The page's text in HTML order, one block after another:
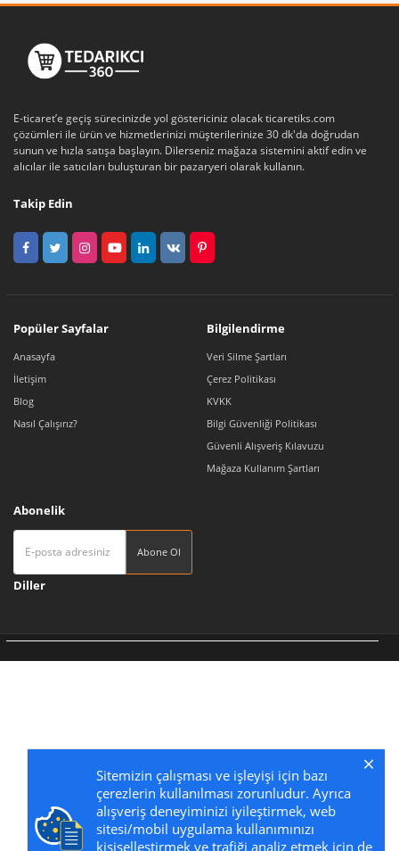
E-ticaret’e geçiş sürecinizde yol göstericiniz olacak ticaretiks.com
çözümleri ile ürün ve hizmetlerinizi müşterilerinize 30 dk'da doğrudan
sunun ve hızla satışa başlayın. Dilerseniz mağaza sistemini aktif edin ve
alıcılar ile satıcıları buluşturan bir pazaryeri olarak kullanın.
Takip Edin
Popüler Sayfalar
Anasayfa
İletişim
Blog
Nasıl Çalışırız?
Bilgilendirme
Veri Silme Şartları
Çerez Politikası
KVKK
Bilgi Güvenliği Politikası
Güvenli Alışveriş Kılavuzu
Mağaza Kullanım Şartları
Abonelik
Abone Ol
Diller
Sitemizin çalışması ve işleyişi için bazı
çerezlerin kullanılması zorunludur. Ayrıca
alışveriş deneyiminizi iyileştirmek, web
sitesi/mobil uygulama kullanımınızı
kişiselleştirmek ve trafiği analiz etmek için de